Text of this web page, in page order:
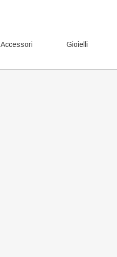
Accessori Gioielli